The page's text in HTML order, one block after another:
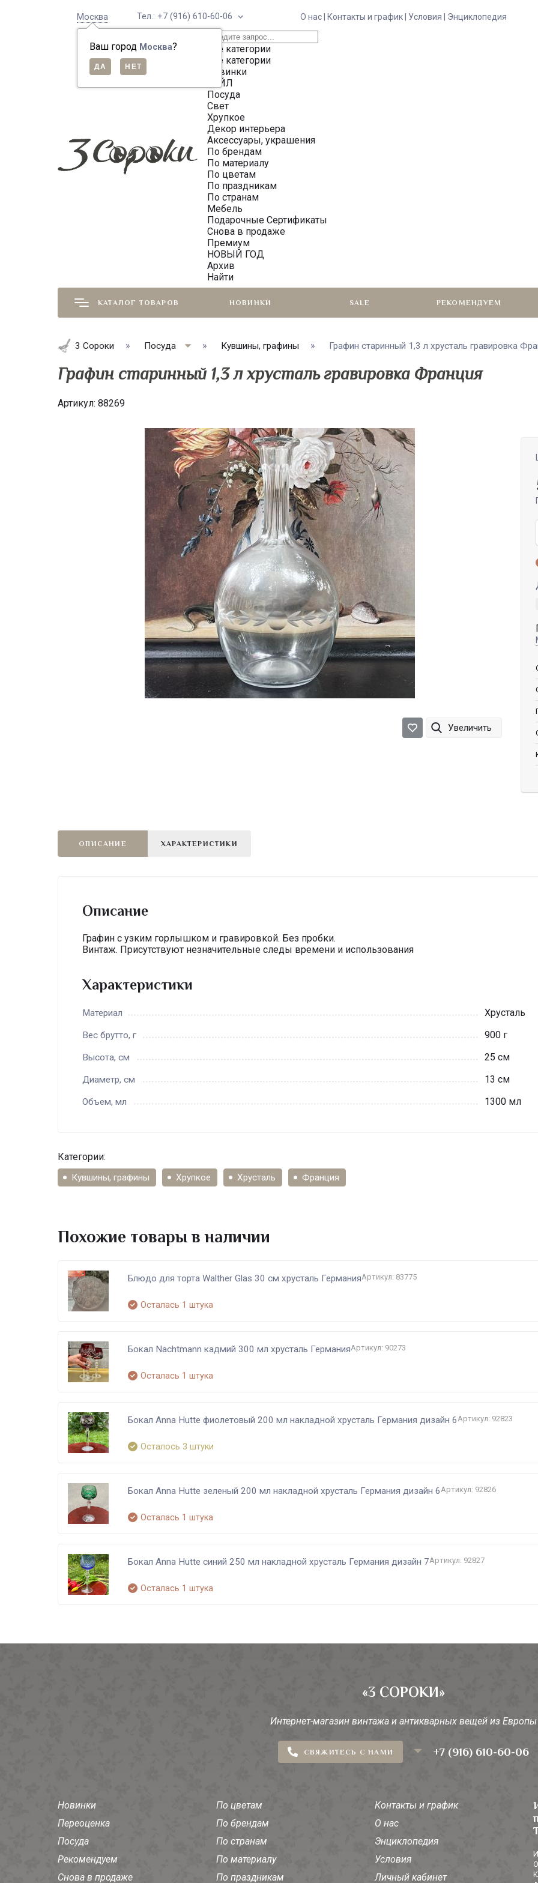
Москва
Ваш город Москва?
Тел.: +7 (916) 610-60-06 О нас | Контакты и график | Условия | Энциклопедия
Все категории
Все категории
Новинки
СЕЙЛ
Посуда
Свет
Хрупкое
Декор интерьера
Аксессуары, украшения
По брендам
По материалу
По цветам
По праздникам
По странам
Мебель
Подарочные Сертификаты
Снова в продаже
Премиум
НОВЫЙ ГОД
Архив
Найти
КАТАЛОГ ТОВАРОВ НОВИНКИ SALE РЕКОМЕНДУЕМ
3 Сороки Посуда Кувшины, графины Графин старинный 1,3 л хрусталь гравировка
Графин старинный 1,3 л хрусталь гравировка Франция
Артикул: 88269
Увеличить
ОПИСАНИЕ ХАРАКТЕРИСТИКИ
Описание
Графин с узким горлышком и гравировкой. Без пробки.
Винтаж. Присутствуют незначительные следы времени и использования
Характеристики
Материал Хрусталь
Вес брутто, г 900 г
Высота, см 25 см
Диаметр, см 13 см
Объем, мл 1300 мл
Категории:
Кувшины, графины Хрупкое Хрусталь Франция
Похожие товары в наличии
Блюдо для торта Walther Glas 30 см хрусталь ГерманияАртикул: 83775
Осталась 1 штука
Бокал Nachtmann кадмий 300 мл хрусталь ГерманияАртикул: 90273
Осталась 1 штука
Бокал Anna Hutte фиолетовый 200 мл накладной хрусталь Германия дизайн 6 Артикул: 92823
Осталось 3 штуки
Бокал Anna Hutte зеленый 200 мл накладной хрусталь Германия дизайн 6 Артикул: 92826
Осталась 1 штука
Бокал Anna Hutte синий 250 мл накладной хрусталь Германия дизайн 7Артикул: 92827
Осталась 1 штука
«3 СОРОКИ»
Интернет-магазин винтажа и антикварных вещей из Европы
СВЯЖИТЕСЬ С НАМИ +7 (916) 610-60-06
Новинки
Переоценка
Посуда
Рекомендуем
Снова в продаже
По цветам
По брендам
По странам
По материалу
По праздникам
Контакты и график
О нас
Энциклопедия
Условия
Личный кабинет